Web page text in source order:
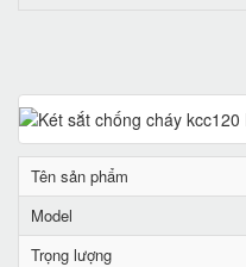
Tên sản phẩm
Model
Trọng lượng